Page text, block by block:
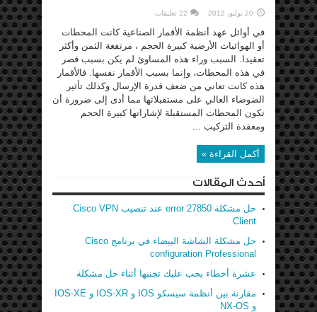
20 يوليو، 2012 22 تعليقات
في أوائل عهد أنظمة الأقمار الصناعية كانت المحطات
أو الهوائيات الأرضية كبيرة الحجم ، مرتفعة الثمن وأكثر
تعقيدا. السبب وراء هذه المساوئ لم يكن بسبب قصر
في هذه المحطات، وإنما بسبب الأقمار نفسها. فالأقمار
هذه كانت تعاني من ضعف قدرة الإرسال وكذلك تأثير
الضوضاء العالي على مستقبلاتها مما أدى إلى ضرورة أن
تكون المحطات المستقبلة لإشاراتها كبيرة الحجم
ومعقدة التركيب ...
أكمل القراءة »
أحدث المقالات
حل مشكلة error 27850 عند تنصيب Cisco VPN
Client
حل مشكلة الشاشة البيضاء في برنامج Cisco
configuration Professional
عشرة أخطاء يجب عليك تجنبها أثناء حل مشكلة
مقارنة بين أنظمة سيسكو IOS و IOS-XR و IOS-XE
و NX-OS